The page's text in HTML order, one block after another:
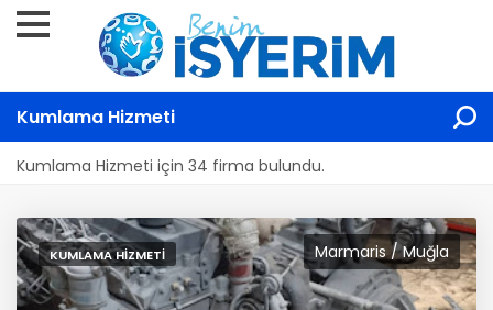
Kumlama Hizmeti
Kumlama Hizmeti için 34 firma bulundu.
Marmaris / Muğla
KUMLAMA HIZMETI